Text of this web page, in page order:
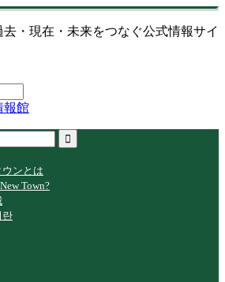
・現在・未来をつなぐ公式情報サイ
ンとは
Town?
란